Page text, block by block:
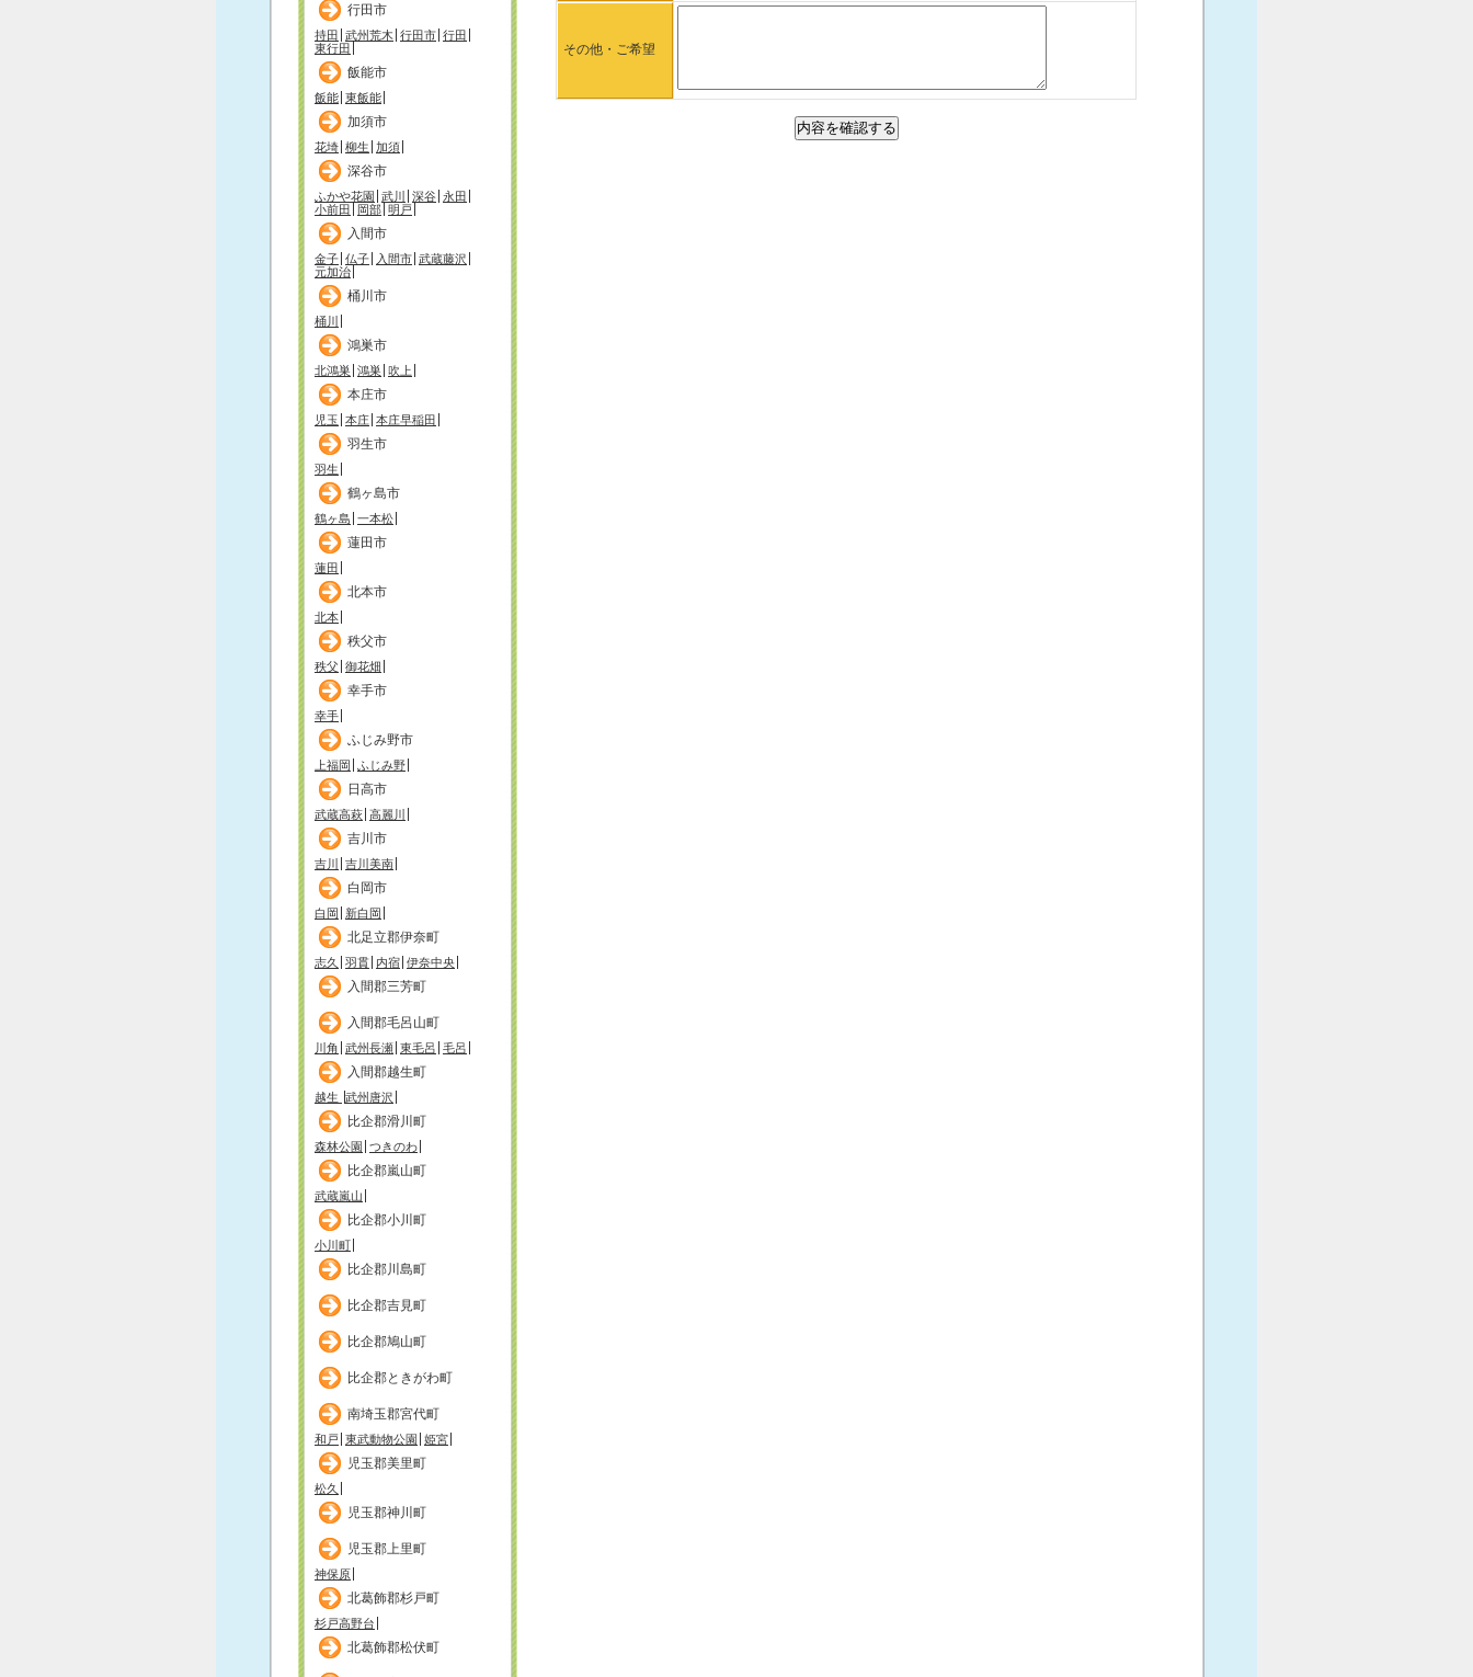
行田市
持田 武州荒木 行田市 行田
東行田
飯能市
飯能 東飯能
加須市
花埼 柳生 加須
深谷市
ふかや花園 武川 深谷 永田
小前田
岡部 明戸
入間市
金子 仏子 入間市 武蔵藤沢
元加治
桶川市
桶川
鴻巣市
北鴻巣 鴻巣 吹上
本庄市
児玉 本庄 本庄早稲田
羽生市
羽生
鶴ヶ島市
鶴ヶ島 一本松
蓮田市
蓮田
北本市
北本
秩父市
秩父 御花畑
幸手市
幸手
ふじみ野市
上福岡 ふじみ野
日高市
武蔵高萩 高麗川
吉川市
吉川 吉川美南
白岡市
白岡 新白岡
北足立郡伊奈町
志久 羽貫 内宿 伊奈中央
入間郡三芳町
入間郡毛呂山町
川角 武州長瀬 東毛呂 毛呂
入間郡越生町
越生 武州唐沢
比企郡滑川町
森林公園 つきのわ
比企郡嵐山町
武蔵嵐山
比企郡小川町
小川町
比企郡川島町
比企郡吉見町
比企郡鳩山町
比企郡ときがわ町
南埼玉郡宮代町
和戸 東武動物公園 姫宮
児玉郡美里町
松久
児玉郡神川町
児玉郡上里町
神保原
北葛飾郡杉戸町
杉戸高野台
北葛飾郡松伏町
その他・ご希望